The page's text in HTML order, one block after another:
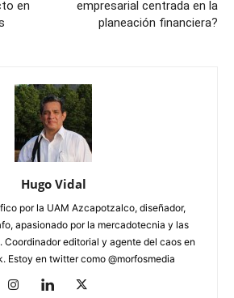
en
empresarial centrada en la
planeación financiera?
Hugo Vidal
por la UAM Azcapotzalco, diseñador,
apasionado por la mercadotecnia y las
Coordinador editorial y agente del caos en
Estoy en twitter como @morfosmedia